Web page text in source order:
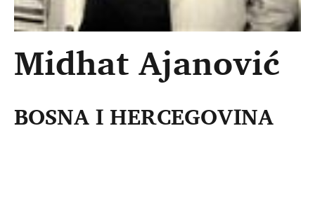
Midhat Ajanović
BOSNA I HERCEGOVINA